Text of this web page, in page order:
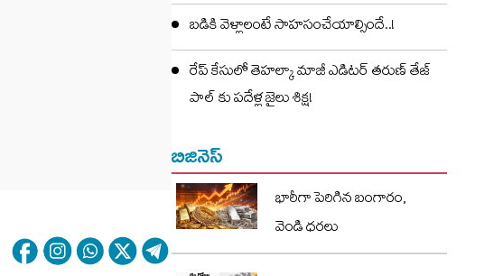
బడికి వెళ్లాలంటే సాహసంచేయాల్సిందే..!
రేప్ కేసులో తెహల్కా మాజీ ఎడిటర్ తరుణ్ తేజ్
పాల్ కు పదేళ్ల జైలు శిక్ష!
బిజినెస్
భారీగా పెరిగిన బంగారం,
వెండి ధరలు